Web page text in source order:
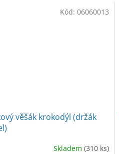
věšák krokodýl (držák
Skladem (310 ks)
Kód: 06060013